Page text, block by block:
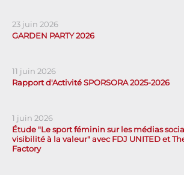
23 juin 2026
GARDEN PARTY 2026
11 juin 2026
Rapport d'Activité SPORSORA 2025-2026
1 juin 2026
Étude "Le sport féminin sur les médias
visibilité à la valeur" avec FDJ UNITED et
Factory